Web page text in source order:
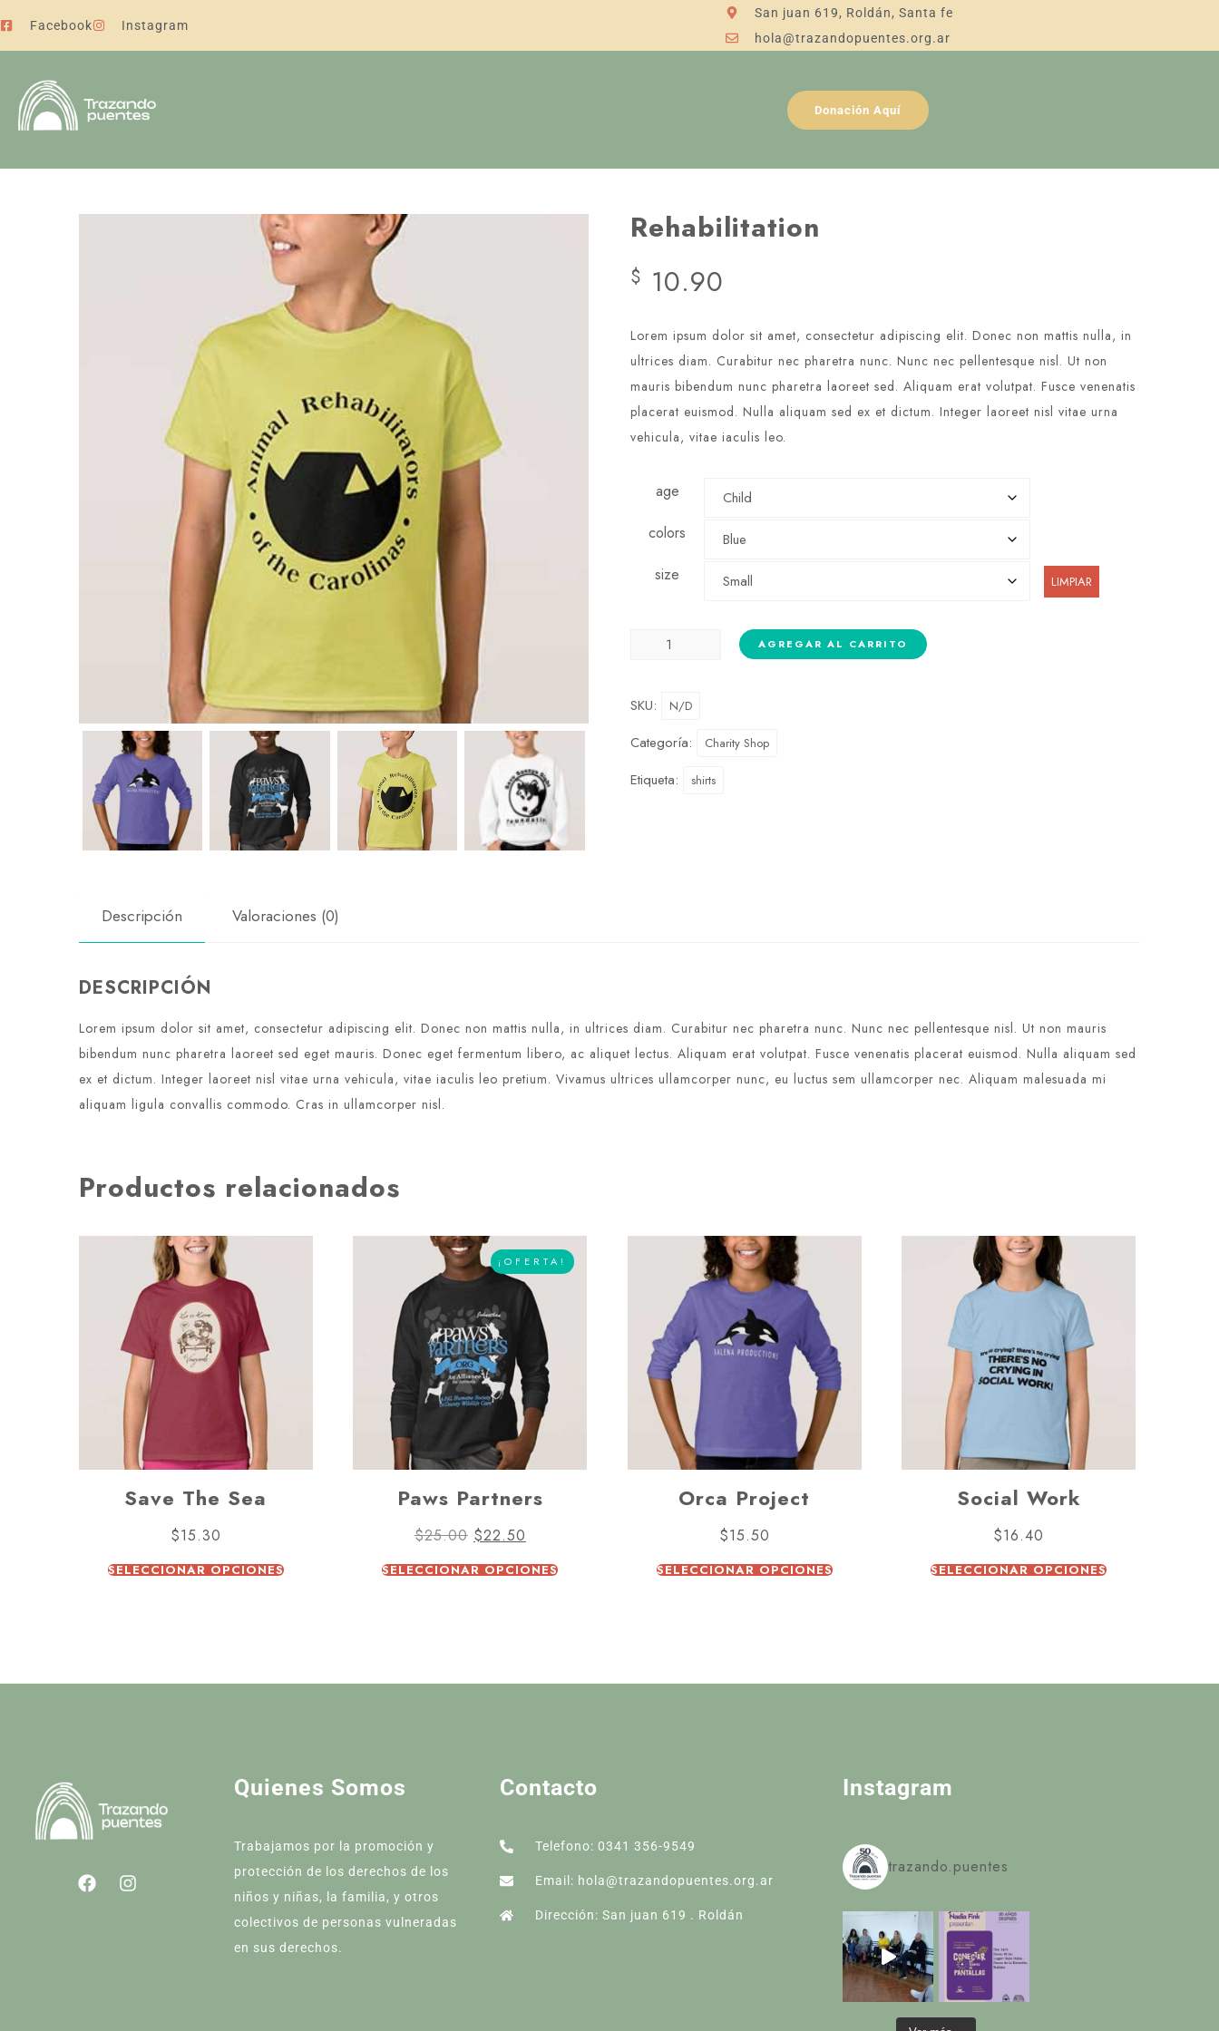
Facebook Instagram
San juan 619, Roldán, Santa fe
hola@trazandopuentes.org.ar
Donación Aquí
Rehabilitation
$ 10.90
Lorem ipsum dolor sit amet, consectetur adipiscing elit. Donec non mattis nulla, in
ultrices diam. Curabitur nec pharetra nunc. Nunc nec pellentesque nisl. Ut non
mauris bibendum nunc pharetra laoreet sed. Aliquam erat volutpat. Fusce venenatis
placerat euismod. Nulla aliquam sed ex et dictum. Integer laoreet nisl vitae urna
vehicula, vitae iaculis leo.
age
colors
size
LIMPIAR
AGREGAR AL CARRITO
SKU: N/D
Categoría: Charity Shop
Etiqueta: shirts
Descripción Valoraciones (0)
DESCRIPCIÓN
Lorem ipsum dolor sit amet, consectetur adipiscing elit. Donec non mattis nulla, in ultrices diam. Curabitur nec pharetra nunc. Nunc nec pellentesque nisl. Ut non mauris
bibendum nunc pharetra laoreet sed eget mauris. Donec eget fermentum libero, ac aliquet lectus. Aliquam erat volutpat. Fusce venenatis placerat euismod. Nulla aliquam sed
ex et dictum. Integer laoreet nisl vitae urna vehicula, vitae iaculis leo pretium. Vivamus ultrices ullamcorper nunc, eu luctus sem ullamcorper nec. Aliquam malesuada mi
aliquam ligula convallis commodo. Cras in ullamcorper nisl.
Productos relacionados
Save The Sea
$15.30
SELECCIONAR OPCIONES
¡OFERTA!
Paws Partners
$25.00 $22.50
SELECCIONAR OPCIONES
Orca Project
$15.50
SELECCIONAR OPCIONES
Social Work
$16.40
SELECCIONAR OPCIONES
Quienes Somos
Trabajamos por la promoción y
protección de los derechos de los
niños y niñas, la familia, y otros
colectivos de personas vulneradas
en sus derechos.
Contacto
Telefono: 0341 356-9549
Email: hola@trazandopuentes.org.ar
Dirección: San juan 619 . Roldán
Instagram
trazando.puentes